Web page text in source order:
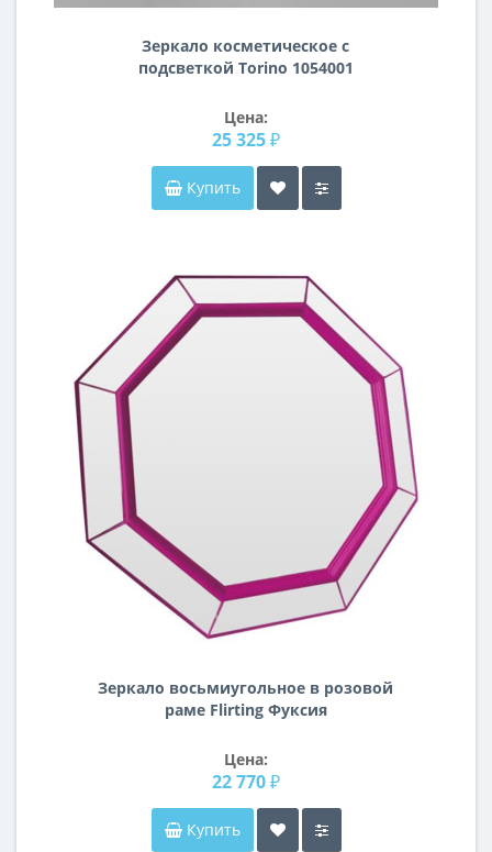
Зеркало косметическое с
подсветкой Torino 1054001
Цена:
25 325 ₽
Купить
Зеркало восьмиугольное в розовой
раме Flirting Фуксия
Цена:
22 770 ₽
Купить